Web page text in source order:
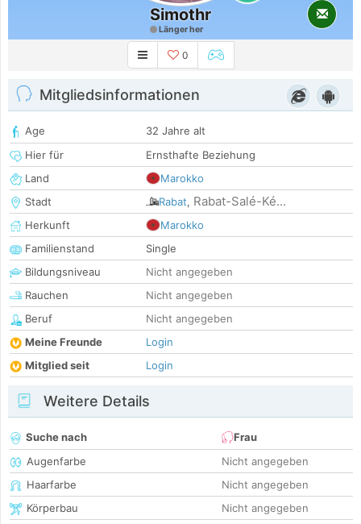
Simothr
Länger her
0
Mitgliedsinformationen
Age
32 Jahre alt
Hier für
Ernsthafte Beziehung
Land
Marokko
Stadt
Rabat, Rabat-Salé-Ké...
Herkunft
Marokko
Familienstand
Single
Bildungsniveau
Nicht angegeben
Rauchen
Nicht angegeben
Beruf
Nicht angegeben
Meine Freunde
Login
Mitglied seit
Login
Weitere Details
Suche nach
Frau
Augenfarbe
Nicht angegeben
Haarfarbe
Nicht angegeben
Körperbau
Nicht angegeben